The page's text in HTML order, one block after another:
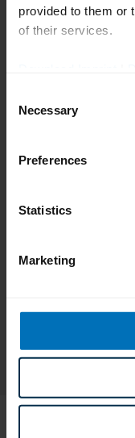
provided to them or
of their services.
Selection
Necessary
Preferences
Statistics
Marketing
Umgang
gezogen